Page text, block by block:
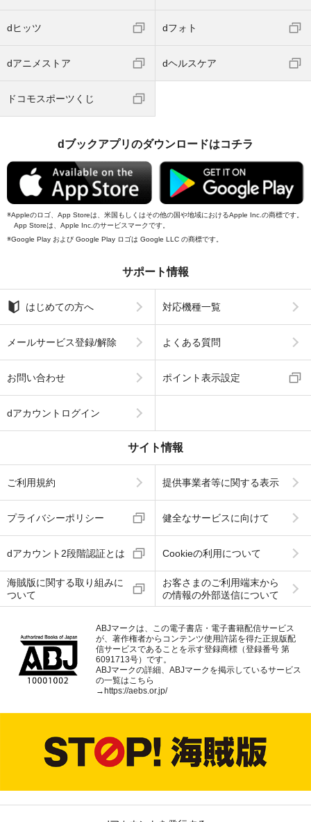
dヒッツ dフォト
dアニメストア dヘルスケア
ドコモスポーツくじ
dブックアプリのダウンロードはコチラ
Appleのロゴ、App Storeは、米国もしくはその他の国や地域におけるApple Inc.の商標です。
App Storeは、Apple Inc.のサービスマークです。
Google Play および Google Play ロゴは Google LLC の商標です。
サポート情報
はじめての方へ 対応機種一覧
メールサービス登録/解除 よくある質問
お問い合わせ ポイント表示設定
dアカウントログイン
サイト情報
ご利用規約 提供事業者等に関する表示
プライバシーポリシー 健全なサービスに向けて
dアカウント2段階認証とは Cookieの利用について
海賊版に関する取り組みに
ついて
お客さまのご利用端末から
の情報の外部送信について
ABJマークは、この電子書店・電子書籍配信サービス
が、著作権者からコンテンツ使用許諾を得た正規版配
信サービスであることを示す登録商標（登録番号 第
6091713号）です。
ABJマークの詳細、ABJマークを掲示しているサービス
の一覧はこちら
→https://aebs.or.jp/